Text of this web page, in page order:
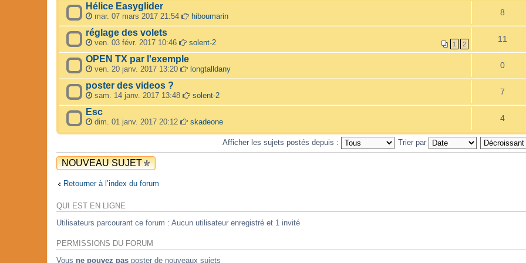
Hélice Easyglider
mar. 07 mars 2017 21:54 hiboumarin 8
réglage des volets
1 2
ven. 03 févr. 2017 10:46 solent-2 11
OPEN TX par l'exemple
ven. 20 janv. 2017 13:20 longtalldany 0
poster des videos ?
sam. 14 janv. 2017 13:48 solent-2 7
Esc
dim. 01 janv. 2017 20:12 skadeone 4
Afficher les sujets postés depuis : Trier par
NOUVEAU SUJET
Retourner à l’index du forum
QUI EST EN LIGNE
Utilisateurs parcourant ce forum : Aucun utilisateur enregistré et 1 invité
PERMISSIONS DU FORUM
Vous ne pouvez pas poster de nouveaux sujets